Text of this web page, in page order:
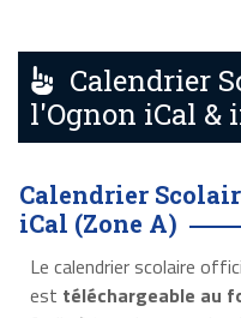
Calendrier
l'Ognon iCal &
Calendrier
iCal (Zone A)
Le calendrier scolaire
est téléchargeable au